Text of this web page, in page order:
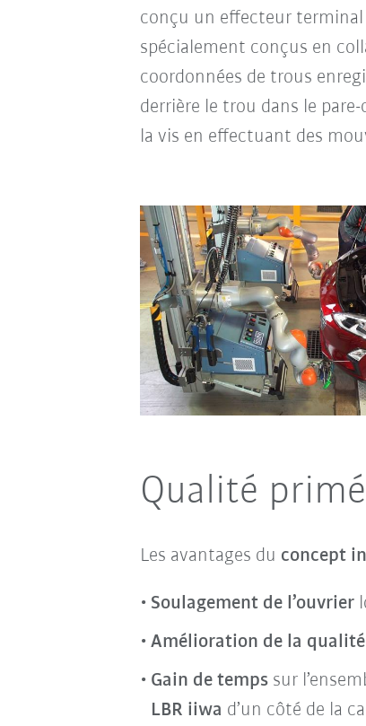
conçu un effecteur terminal
spécialement conçus en
coordonnées de trous
derrière le trou dans le
la vis en effectuant des
Qualité
Les avantages du concept
Soulagement de l’ouvrier
Amélioration de la
Gain de tempssur
LBR iiwa d’un côté de la